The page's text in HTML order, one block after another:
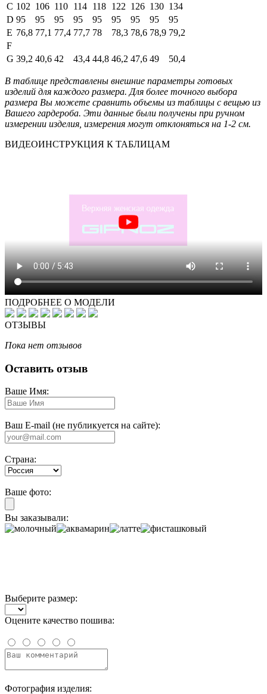
C 102 106 110 114 118 122 126 130 134
D 95 95 95 95 95 95 95 95
95
E 76,8 77,1 77,4 77,7 78 78,3 78,6 78,9 79,2
F
G 39,2 40,6 42 43,4 44,8 46,2 47,6 49 50,4
В таблице представлены внешние параметры готовых
изделий для каждого размера. Для более точного выбора
размера Вы можете сравнить объемы из таблицы с вещью из
Вашего гардероба. Эти данные были получены при ручном
измерении изделия, измерения могут отклоняться на 1-2 см.
ВИДЕОИНСТРУКЦИЯ К ТАБЛИЦАМ
ПОДРОБНЕЕ О МОДЕЛИ
ОТЗЫВЫ
Пока нет отзывов
Оставить отзыв
Ваше Имя:
Ваш E-mail (не публикуется на сайте):
Страна:
Ваше фото:
Вы заказывали:
Выберите размер:
Оцените качество пошива:
Фотография изделия: